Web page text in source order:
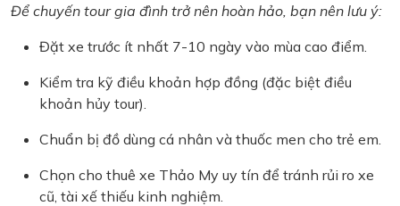
Để chuyến tour gia đình trở nên hoàn hảo, bạn nên lưu ý:
Đặt xe trước ít nhất 7-10 ngày vào mùa cao điểm.
Kiểm tra kỹ điều khoản hợp đồng (đặc biệt điều
khoản hủy tour).
Chuẩn bị đồ dùng cá nhân và thuốc men cho trẻ em.
Chọn cho thuê xe Thảo My uy tín để tránh rủi ro xe
cũ, tài xế thiếu kinh nghiệm.